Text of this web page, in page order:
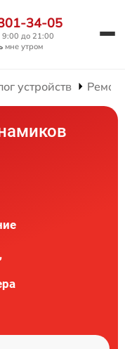
34-05
9:00 до 21:00
мне утром
устройств